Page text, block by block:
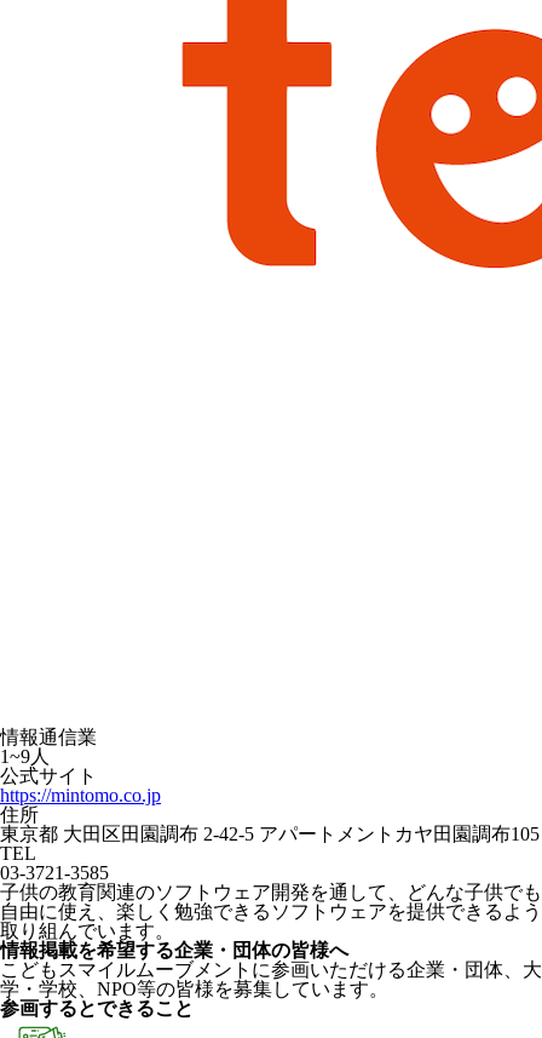
情報通信業
1~9人
公式サイト
https://mintomo.co.jp
住所
東京都 大田区田園調布 2-42-5 アパートメントカヤ田園調布105
TEL
03-3721-3585
子供の教育関連のソフトウェア開発を通して、どんな子供でも
自由に使え、楽しく勉強できるソフトウェアを提供できるよう
取り組んでいます。
情報掲載を希望する企業・団体の皆様へ
こどもスマイルムーブメントに参画いただける企業・団体、大
学・学校、NPO等の皆様を募集しています。
参画するとできること